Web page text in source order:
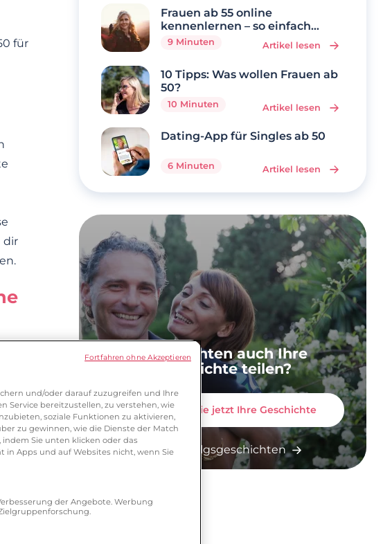
für
dir
zu
Frauen ab 55 online
kennenlernen – so einfach
geht’s
9 Minuten Artikel lesen
10 Tipps: Was wollen Frauen ab
50?
10 Minuten Artikel lesen
Dating-App für Singles ab 50
6 Minuten Artikel lesen
Sie möchten auch Ihre
Geschichte teilen?
Erzählen Sie jetzt Ihre Geschichte
Mehr Erfolgsgeschichten
und/oder darauf zuzugreifen und Ihre
Service bereitzustellen, zu verstehen, wie
soziale Funktionen zu aktivieren,
zu gewinnen, wie die Dienste der Match
Sie unten klicken oder das
in Apps und auf Websites nicht, wenn Sie
der Angebote. Werbung
Fortfahren ohne Akzeptieren